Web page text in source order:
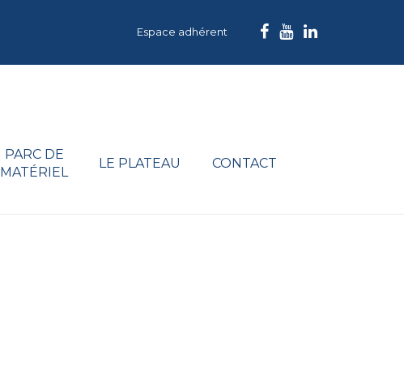
Espace adhérent
PARC DE
MATÉRIEL
LE PLATEAU CONTACT